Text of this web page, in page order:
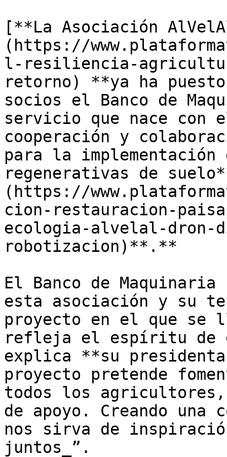
[**La Asociación
(https://
l-resiliencia-
retorno) **ya ha
socios el Banco de
servicio que nace con
cooperación y
para la
regenerativas de
(https://
cion-restauracion-
ecologia-alvelal-
robotizacion)**.**
El Banco de
esta asociación y su
proyecto en el que se
refleja el espíritu de
explica **su
proyecto pretende
todos los
de apoyo. Creando una
nos sirva de
juntos_”.